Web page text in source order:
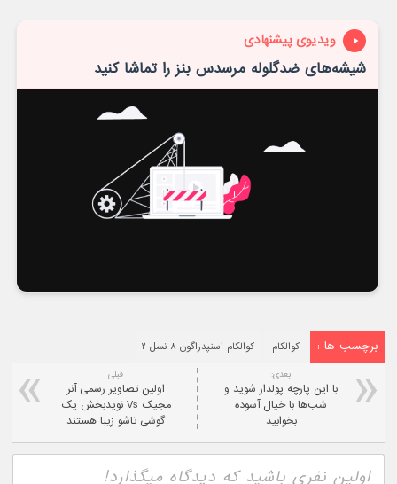
ویدیوی پیشنهادی
شیشه‌های ضدگلوله مرسدس بنز را تماشا کنید
برچسب ها : کوالکام کوالکام اسنپدراگون ۸ نسل ۲
قبلی
اولین تصاویر رسمی آنر
مجیک Vs نویدبخش یک
گوشی تاشو زیبا هستند
بعدی:
با این پارچه پولدار شوید و
شب‌ها با خیال آسوده
بخوابید